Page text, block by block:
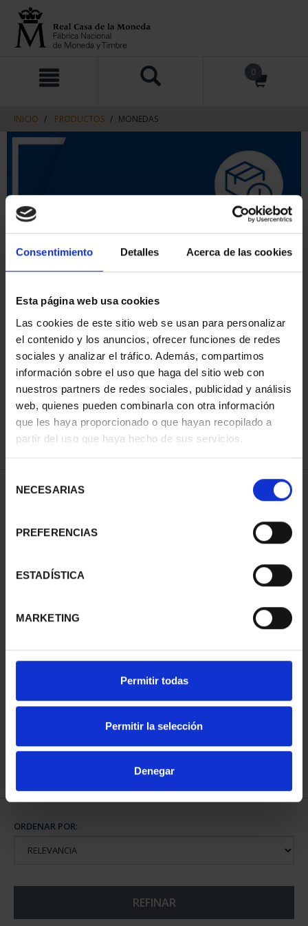
Consentimiento Detalles Acerca de las cookies
Esta página web usa cookies
Las cookies de este sitio web se usan para personalizar
el contenido y los anuncios, ofrecer funciones de redes
sociales y analizar el tráfico. Además, compartimos
información sobre el uso que haga del sitio web con
nuestros partners de redes sociales, publicidad y análisis
web, quienes pueden combinarla con otra información
que les haya proporcionado o que hayan recopilado a
partir del uso que haya hecho de sus servicios.
NECESARIAS
PREFERENCIAS
ESTADÍSTICA
MARKETING
Permitir todas
Permitir la selección
Denegar
contenido
navegacin
0
INICIO PRODUCTOS MONEDAS
ORDENAR POR:
REFINAR
1 Productos encontrados
SUSCRIPCIÓN CIUDADES
PATRIMONIO DE LA
HU...
registrados
ORDENAR POR:
REFINAR